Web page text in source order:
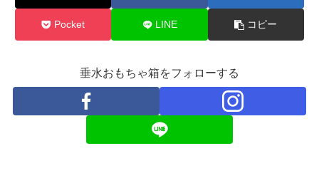
Pocket LINE コピー
垂水おもちゃ箱をフォローする